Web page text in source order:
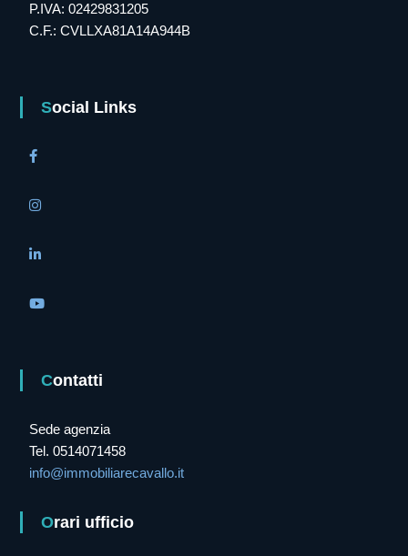
P.IVA: 02429831205
C.F.: CVLLXA81A14A944B
Social Links
Contatti
Sede agenzia
Tel. 0514071458
info@immobiliarecavallo.it
Orari ufficio